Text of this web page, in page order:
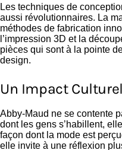
Les techniques de
aussi révolutionnaires. La
méthodes de fabrication
l’impression 3D et la
pièces qui sont à la pointe
design.
Un Impact
Abby-Maud ne se contente
dont les gens s’habillent,
façon dont la mode est
elle invite à une réflexion